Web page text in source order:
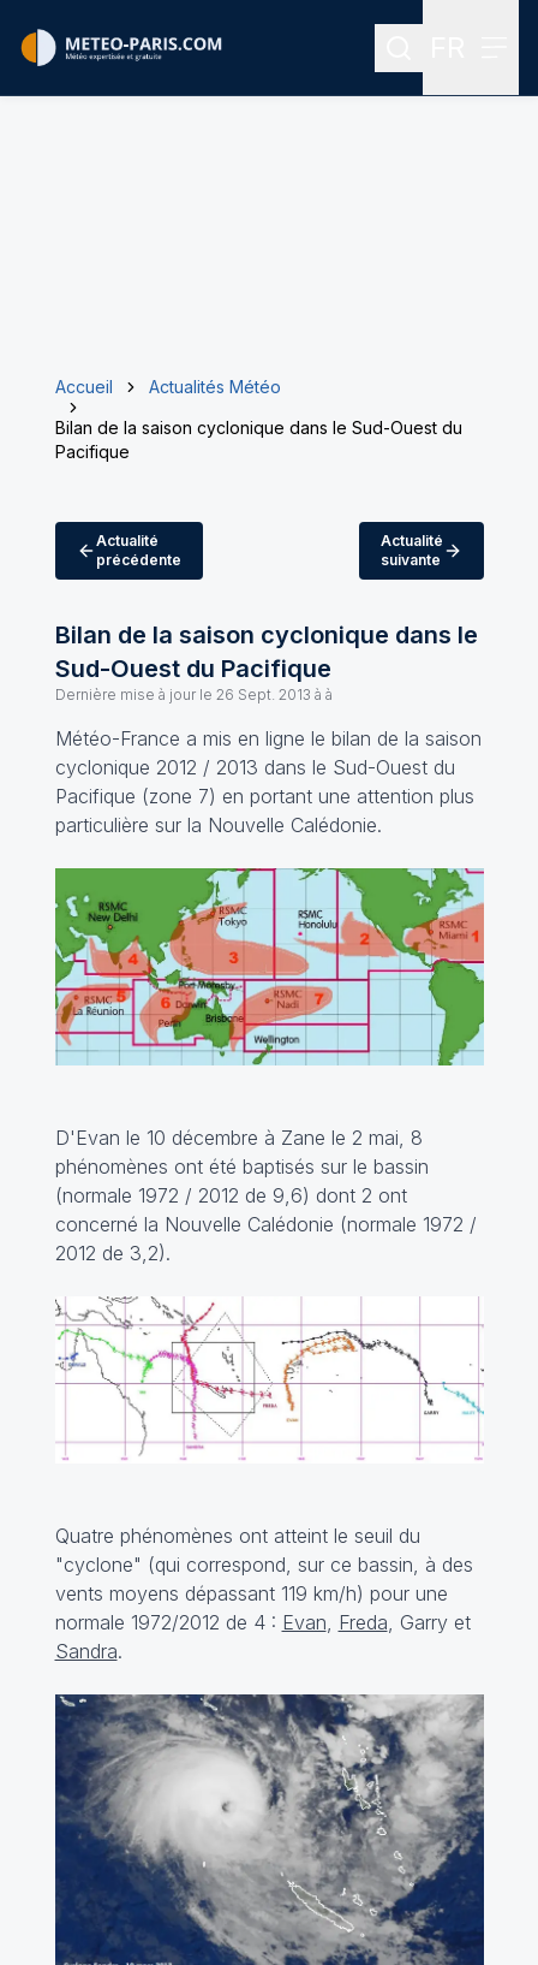
Rechercher
Accueil
Actualités Météo
Bilan de la saison cyclonique dans le Sud-Ouest du
Pacifique
Actualité
précédente
Actualité
suivante
Bilan de la saison cyclonique dans le
Sud-Ouest du Pacifique
Dernière mise à jour le 26 Sept. 2013 à à
Météo-France a mis en ligne le bilan de la saison
cyclonique 2012 / 2013 dans le Sud-Ouest du
Pacifique (zone 7) en portant une attention plus
particulière sur la Nouvelle Calédonie.
D'Evan le 10 décembre à Zane le 2 mai, 8
phénomènes ont été baptisés sur le bassin
(normale 1972 / 2012 de 9,6) dont 2 ont
concerné la Nouvelle Calédonie (normale 1972 /
2012 de 3,2).
Quatre phénomènes ont atteint le seuil du
"cyclone" (qui correspond, sur ce bassin, à des
vents moyens dépassant 119 km/h) pour une
normale 1972/2012 de 4 : Evan, Freda, Garry et
Sandra.